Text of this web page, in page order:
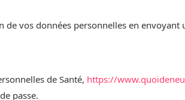
de vos données personnelles en envoyant
de Santé, https://
passe.